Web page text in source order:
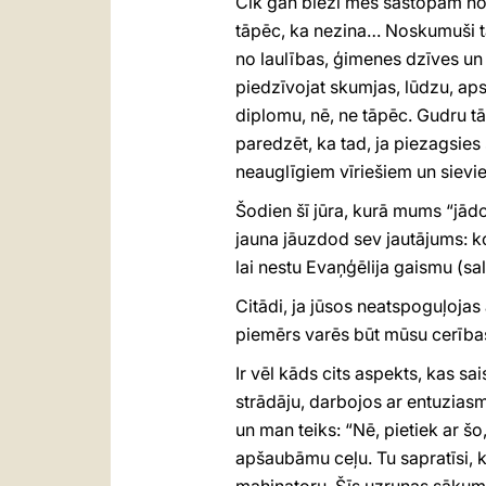
tāpēc, ka nezina… Noskumuši
no laulības, ģimenes dzīves
piedzīvojat skumjas, lūdzu,
diplomu, nē, ne tāpēc. Gudru
paredzēt, ka tad, ja
neauglīgiem vīriešiem un
Šodien šī jūra, kurā mums
jauna jāuzdod sev jautājums:
lai nestu Evaņģēlija gaismu
Citādi, ja jūsos
piemērs varēs būt mūsu
Ir vēl kāds cits aspekts, kas
strādāju, darbojos ar
un man teiks: “Nē, pietiek ar
apšaubāmu ceļu. Tu sapratīsi,